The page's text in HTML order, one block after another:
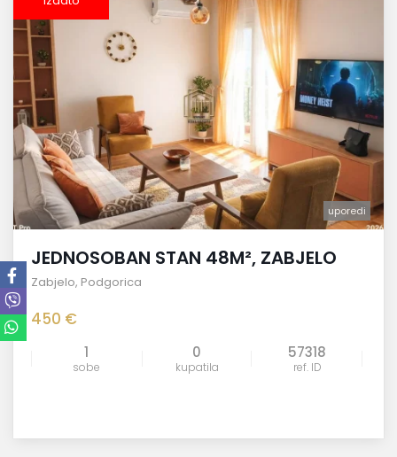
uporedi
JEDNOSOBAN STAN 48M², ZABJELO
Zabjelo, Podgorica
450 €
1
sobe
0
kupatila
57318
ref. ID